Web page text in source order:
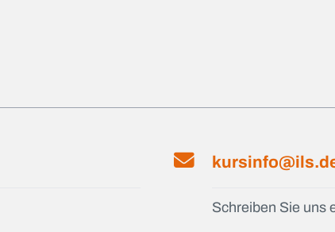
Schreiben Sie uns